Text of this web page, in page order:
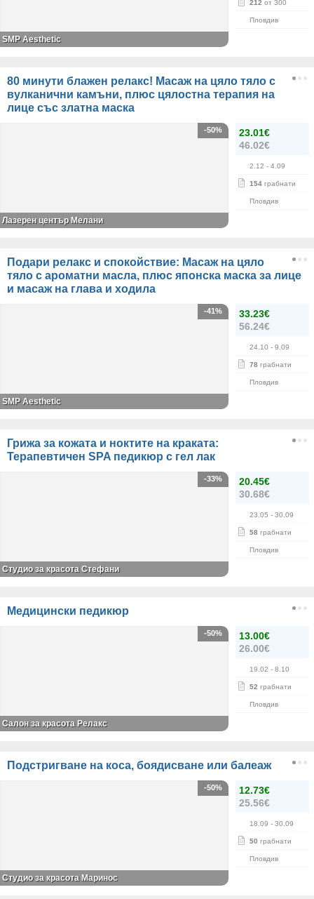
212 от 300
Пловдив
SMP Aesthetic
80 минути блажен релакс! Масаж на цяло тяло с
вулканични камъни, плюс цялостна терапия на
лице със златна маска
23.01€
46.02€
2.12 - 4.09
154 грабнати
Пловдив
-50%
Лазерен център Мелани
Подари релакс и спокойствие: Масаж на цяло
тяло с ароматни масла, плюс японска маска за лице
и масаж на глава и ходила
33.23€
56.24€
24.10 - 9.09
78 грабнати
Пловдив
-41%
SMP Aesthetic
Грижа за кожата и ноктите на краката:
Терапевтичен SPA педикюр с гел лак
20.45€
30.68€
23.05 - 30.09
58 грабнати
Пловдив
-33%
Студио за красота Стефани
Медицински педикюр
13.00€
26.00€
19.02 - 8.10
52 грабнати
Пловдив
-50%
Салон за красота Релакс
Подстригване на коса, боядисване или балеаж
12.73€
25.56€
18.09 - 30.09
50 грабнати
Пловдив
-50%
Студио за красота Маринос